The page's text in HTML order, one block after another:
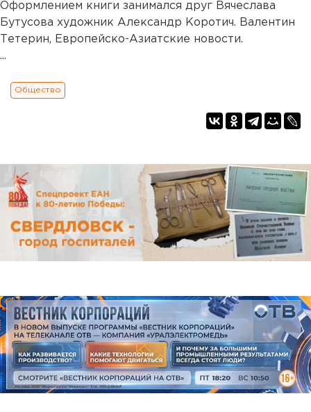
Оформлением книги занимался друг Вячеслава
Бутусова художник Александр Коротич. Валентин
Тетерин, Европейско-Азиатские новости.
...
Общество